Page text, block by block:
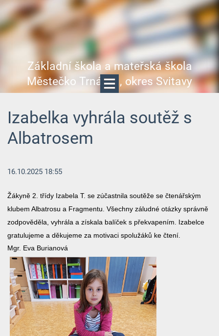
Základní škola a mateřská škola
Městečko Trnávka, okres Svitavy
Izabelka vyhrála soutěž s
Albatrosem
16.10.2025 18:55
Žákyně 2. třídy Izabela T. se zúčastnila soutěže se čtenářským
klubem Albatrosu a Fragmentu. Všechny záludné otázky správně
zodpověděla, vyhrála a získala balíček s překvapením. Izabelce
gratulujeme a děkujeme za motivaci spolužáků ke čtení.
Mgr. Eva Burianová